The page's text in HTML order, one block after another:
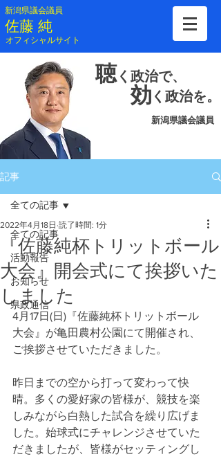
新潟県議会議員
​佐藤 純
​オフィシャルサイト
聴 く 政治で、
効 く 政治を。
新潟県議会議員
記事
全ての記事
活動報告
お知らせ
県政通信
全ての記事
『佐藤純杯トリットボール
大会』開会式にて挨拶いた
しました
2022年4月18日 読了時間: 1分
4月17日(日)『佐藤純杯トリットボール
大会』が亀田農村公園にて開催され、
ご挨拶させていただきました。
昨日までの空から打って変わって快
晴。多くの愛好家の皆様が、競技を楽
しみながら白熱した試合を繰り広げま
した。始球式にチャレンジさせていた
だきましたが、皆様がセッティングし